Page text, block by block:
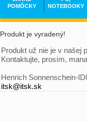
Produkt je vyradený!
Produkt už nie je v našej
Kontaktujte, prosím,
Henrich Sonnenschein-
itsk@itsk.sk
POMÔCKY
NOTEBOOKY